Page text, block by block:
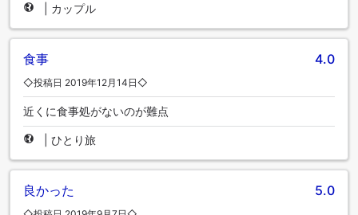
カップル
食事 4.0
◇投稿日 2019年12月14日◇
近くに食事処がないのが難点
ひとり旅
良かった 5.0